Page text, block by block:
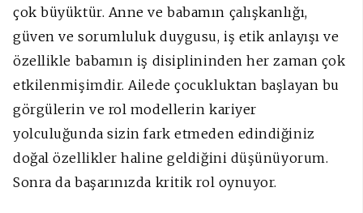
çok büyüktür. Anne ve babamın çalışkanlığı,
güven ve sorumluluk duygusu, iş etik anlayışı ve
özellikle babamın iş disiplininden her zaman çok
etkilenmişimdir. Ailede çocukluktan başlayan bu
görgülerin ve rol modellerin kariyer
yolculuğunda sizin fark etmeden edindiğiniz
doğal özellikler haline geldiğini düşünüyorum.
Sonra da başarınızda kritik rol oynuyor.